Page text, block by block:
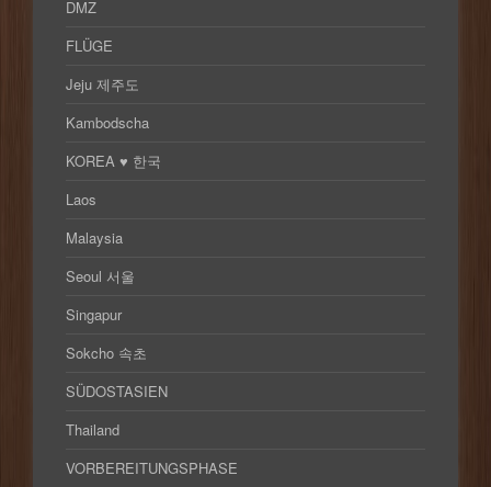
DMZ
FLÜGE
Jeju 제주도
Kambodscha
KOREA ♥ 한국
Laos
Malaysia
Seoul 서울
Singapur
Sokcho 속초
SÜDOSTASIEN
Thailand
VORBEREITUNGSPHASE